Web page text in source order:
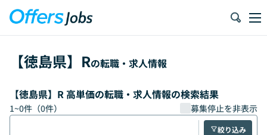
【徳島県】 Rの転職・求人情報
【徳島県】R 高単価の転職・求人情報の検索結果
1~0件（0件） 募集停止を非表示
絞り込み